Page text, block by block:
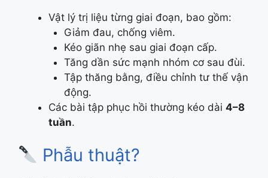
Vật lý trị liệu từng giai đoạn, bao gồm:
Giảm đau, chống viêm.
Kéo giãn nhẹ sau giai đoạn cấp.
Tăng dần sức mạnh nhóm cơ sau đùi.
Tập thăng bằng, điều chỉnh tư thế vận
động.
Các bài tập phục hồi thường kéo dài 4–8
tuần.
Phẫu thuật?